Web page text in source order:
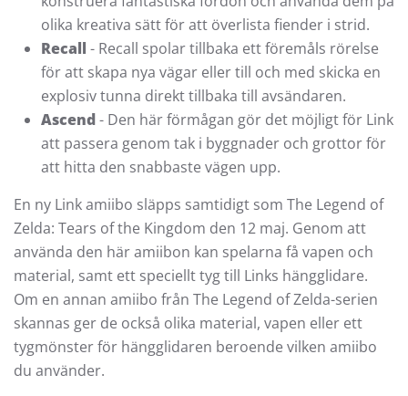
olika kreativa sätt för att överlista fiender i strid.
Recall - Recall spolar tillbaka ett föremåls rörelse
för att skapa nya vägar eller till och med skicka en
explosiv tunna direkt tillbaka till avsändaren.
Ascend- Den här förmågan gör det möjligt för Link
att passera genom tak i byggnader och grottor för
att hitta den snabbaste vägen upp.
En ny Link amiibo släpps samtidigt som The Legend of
Zelda: Tears of the Kingdom den 12 maj. Genom att
använda den här amiibon kan spelarna få vapen och
material, samt ett speciellt tyg till Links hängglidare.
Om en annan amiibo från The Legend of Zelda-serien
skannas ger de också olika material, vapen eller ett
tygmönster för hängglidaren beroende vilken amiibo
du använder.